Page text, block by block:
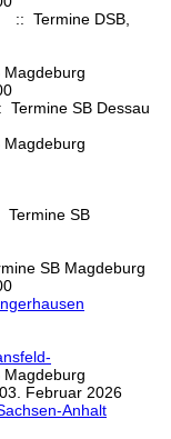
:: Termine DSB,
Termine SB Dessau
Termine SB
SB Magdeburg
Februar 2026
Anhalt